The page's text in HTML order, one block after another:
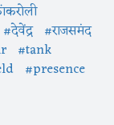
#देवेंद्र #राजसमंद
#tank
#presence